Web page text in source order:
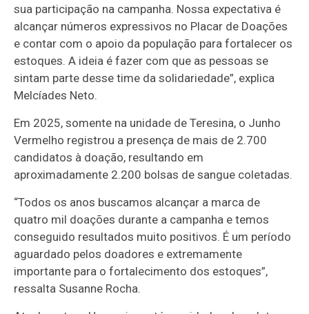
sua participação na campanha. Nossa expectativa é
alcançar números expressivos no Placar de Doações
e contar com o apoio da população para fortalecer os
estoques. A ideia é fazer com que as pessoas se
sintam parte desse time da solidariedade”, explica
Melcíades Neto.
Em 2025, somente na unidade de Teresina, o Junho
Vermelho registrou a presença de mais de 2.700
candidatos à doação, resultando em
aproximadamente 2.200 bolsas de sangue coletadas.
“Todos os anos buscamos alcançar a marca de
quatro mil doações durante a campanha e temos
conseguido resultados muito positivos. É um período
aguardado pelos doadores e extremamente
importante para o fortalecimento dos estoques”,
ressalta Susanne Rocha.